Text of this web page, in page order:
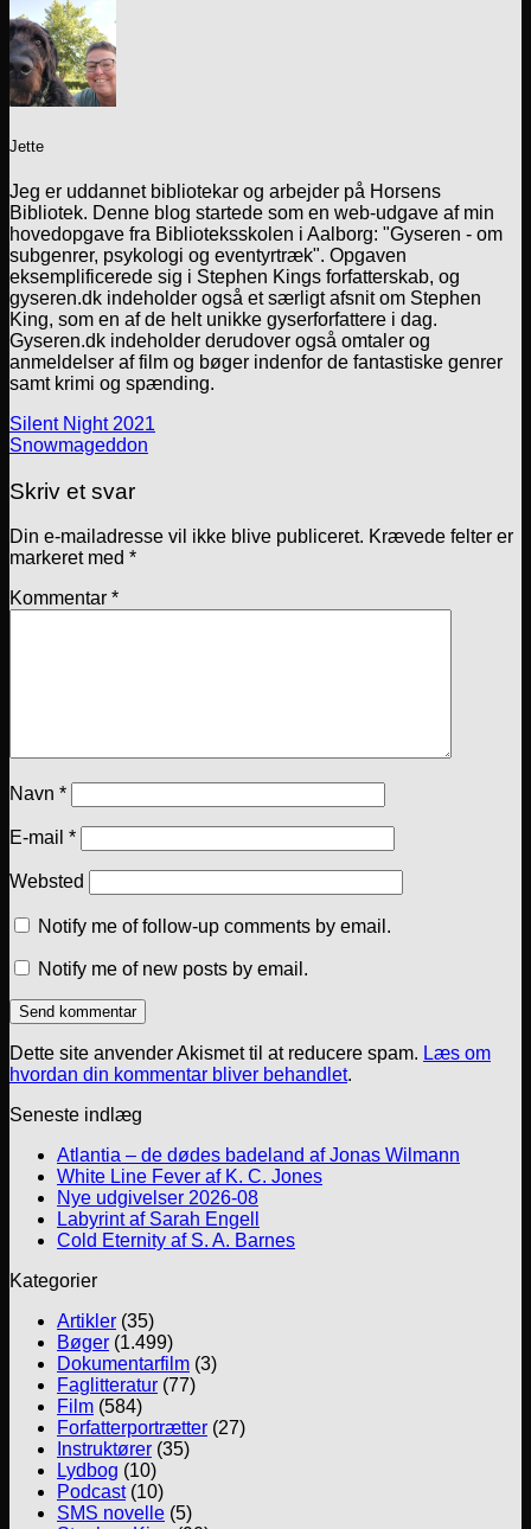
Jette
Jeg er uddannet bibliotekar og arbejder på Horsens
Bibliotek. Denne blog startede som en web-udgave af min
hovedopgave fra Biblioteksskolen i Aalborg: "Gyseren - om
subgenrer, psykologi og eventyrtræk". Opgaven
eksemplificerede sig i Stephen Kings forfatterskab, og
gyseren.dk indeholder også et særligt afsnit om Stephen
King, som en af de helt unikke gyserforfattere i dag.
Gyseren.dk indeholder derudover også omtaler og
anmeldelser af film og bøger indenfor de fantastiske genrer
samt krimi og spænding.
Silent Night 2021
Snowmageddon
Skriv et svar
Din e-mailadresse vil ikke blive publiceret. Krævede felter er
markeret med *
Kommentar *
Navn *
E-mail *
Websted
Notify me of follow-up comments by email.
Notify me of new posts by email.
Dette site anvender Akismet til at reducere spam. Læs om
hvordan din kommentar bliver behandlet.
Seneste indlæg
Atlantia – de dødes badeland af Jonas Wilmann
White Line Fever af K. C. Jones
Nye udgivelser 2026-08
Labyrint af Sarah Engell
Cold Eternity af S. A. Barnes
Kategorier
Artikler (35)
Bøger (1.499)
Dokumentarfilm (3)
Faglitteratur (77)
Film (584)
Forfatterportrætter (27)
Instruktører (35)
Lydbog (10)
Podcast(10)
SMS novelle (5)